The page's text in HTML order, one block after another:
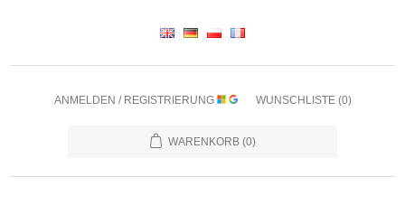
ANMELDEN / REGISTRIERUNG WUNSCHLISTE (0)
WARENKORB (0)